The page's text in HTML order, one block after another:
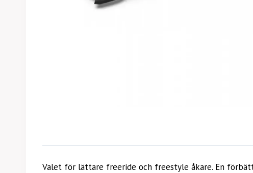
Valet för lättare freeride och freestyle åkare. En